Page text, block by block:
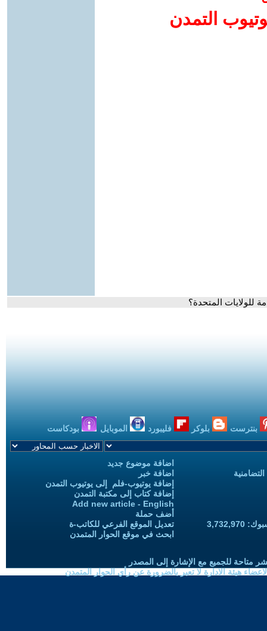
التمدن
للولايات المتحدة؟
بنترست بلوكر فليبورد الموبايل بودكاست
اضافة موضوع جديد
اضافة خبر
إضافة يوتيوب-فلم إلى يوتيوب التمدن
إضافة كتاب إلى مكتبة التمدن
Add new article - English
أضف حملة
تعديل الموقع الفرعي للكاتب-ة
ابحث في موقع الحوار المتمدن
متاحة للجميع مع الإشارة إلى المصدر
هيئة الادارة لا تعبر بالضرورة عن رأي الحوار المتمدن